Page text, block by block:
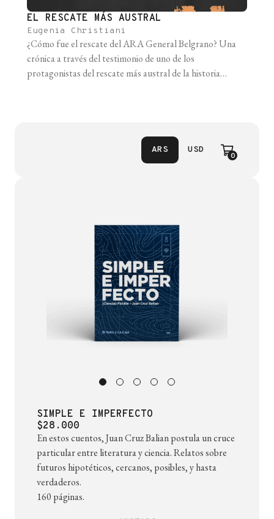
EL RESCATE MÁS AUSTRAL
Eugenia Christiani
¿Cómo fue el rescate del ARA General Belgrano? Una
crónica a través del testimonio de uno de los
protagonistas del rescate más austral de la historia
ARS USD
0
SIMPLE E IMPERFECTO
$28.000
En estos cuentos, Juan Cruz Balian postula un cruce
particular entre literatura y ciencia. Relatos sobre
futuros hipotéticos, cercanos, posibles, y hasta
verdaderos.
160 páginas.